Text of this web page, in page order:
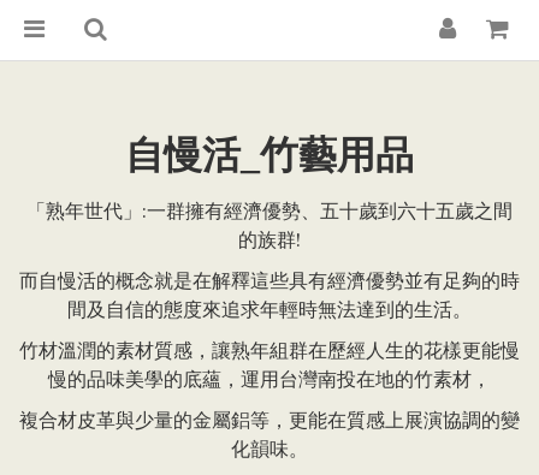
自慢活_竹藝用品
「熟年世代」:一群擁有經濟優勢、五十歲到六十五歲之間
的族群!
而自慢活的概念就是在解釋這些具有經濟優勢並有足夠的時
間及自信的態度來追求年輕時無法達到的生活。
竹材溫潤的素材質感，讓熟年組群在歷經人生的花樣更能慢
慢的品味美學的底蘊，運用台灣南投在地的竹素材，
複合材皮革與少量的金屬鋁等，更能在質感上展演協調的變
化韻味。